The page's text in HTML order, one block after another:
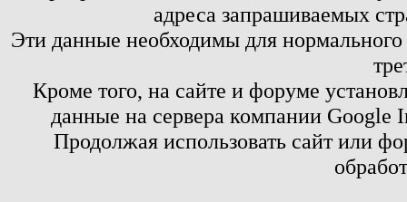
адреса запрашиваемых
Эти данные необходимы для
Кроме того, на сайте и форуме
данные на сервера компании
Продолжая использовать сайт или